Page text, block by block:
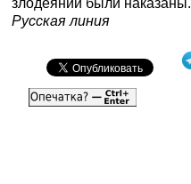
злодеянии были наказаны.
Русская линия